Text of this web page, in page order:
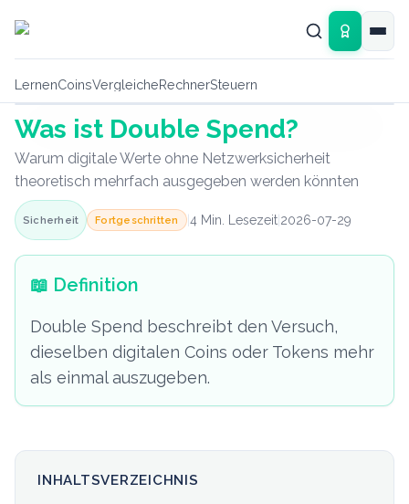
LernenCoinsVergleicheRechnerSteuern
Lexikon-Grafik
Was ist Double Spend?
Warum digitale Werte ohne Netzwerksicherheit
theoretisch mehrfach ausgegeben werden könnten
Sicherheit Fortgeschritten |4Min. Lesezeit| 2026-07-29
📖 Definition
Double Spend beschreibt den Versuch,
dieselben digitalen Coins oder Tokens mehr
als einmal auszugeben.
INHALTSVERZEICHNIS